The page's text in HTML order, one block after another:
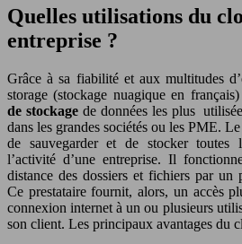
Quelles utilisations du
entreprise ?
Grâce à sa fiabilité et aux multitudes
storage (stockage nuagique en
de stockagede données les plus
dans les grandes sociétés ou les PME.
de sauvegarder et de stocker toutes
l’activité d’une entreprise. Il
distance des dossiers et fichiers par un
Ce prestataire fournit, alors, un accès
connexion internet à un ou plusieurs
son client. Les principaux avantages du